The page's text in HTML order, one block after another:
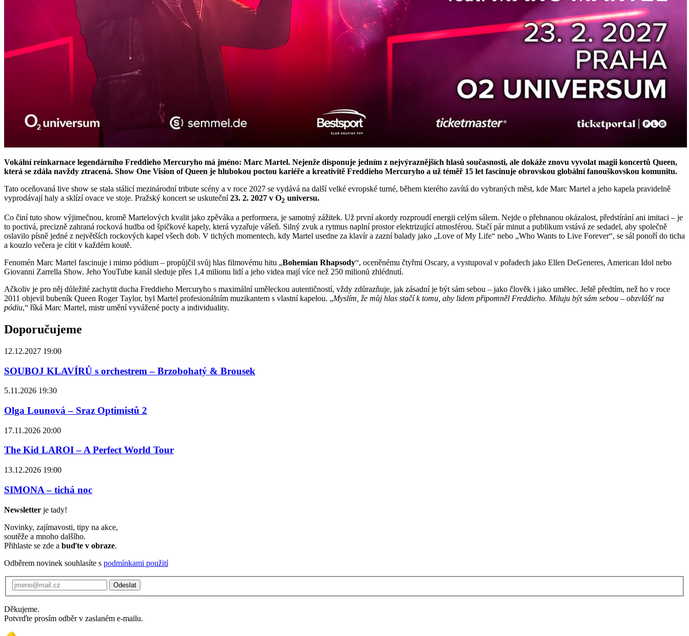
Vokální reinkarnace legendárního Freddieho Mercuryho má jméno: Marc Martel. Nejenže disponuje jedním z nejvýraznějších hlasů současnosti, ale dokáže znovu vyvolat magii koncertů Queen,
která se zdála navždy ztracená. Show One Vision of Queen je hlubokou poctou kariéře a kreativitě Freddieho Mercuryho a už téměř 15 let fascinuje obrovskou globální fanouškovskou komunitu.
Tato oceňovaná live show se stala stálicí mezinárodní tribute scény a v roce 2027 se vydává na další velké evropské turné, během kterého zavítá do vybraných měst, kde Marc Martel a jeho kapela pravidelně
vyprodávají haly a sklízí ovace ve stoje. Pražský koncert se uskuteční23. 2. 2027 v O2 universu.
Co činí tuto show výjimečnou, kromě Martelových kvalit jako zpěváka a performera, je samotný zážitek. Už první akordy rozproudí energii celým sálem. Nejde o přehnanou okázalost, předstírání ani imitaci – je
to poctivá, precizně zahraná rocková hudba od špičkové kapely, která vyzařuje vášeň. Silný zvuk a rytmus naplní prostor elektrizující atmosférou. Stačí pár minut a publikum vstává ze sedadel, aby společně
oslavilo písně jedné z největších rockových kapel všech dob. V tichých momentech, kdy Martel usedne za klavír a zazní balady jako „Love of My Life“ nebo „Who Wants to Live Forever“, se sál ponoří do ticha
a kouzlo večera je cítit v každém koutě.
Fenomén Marc Martel fascinuje i mimo pódium – propůjčil svůj hlas filmovému hitu „Bohemian Rhapsody“, oceněnému čtyřmi Oscary, a vystupoval v pořadech jako Ellen DeGeneres, American Idol nebo
Giovanni Zarrella Show. Jeho YouTube kanál sleduje přes 1,4 milionu lidí a jeho videa mají více než 250 milionů zhlédnutí.
Ačkoliv je pro něj důležité zachytit ducha Freddieho Mercuryho s maximální uměleckou autentičností, vždy zdůrazňuje, jak zásadní je být sám sebou – jako člověk i jako umělec. Ještě předtím, než ho v roce
2011 objevil bubeník Queen Roger Taylor, byl Martel profesionálním muzikantem s vlastní kapelou. „Myslím, že můj hlas stačí k tomu, aby lidem připomněl Freddieho. Miluju být sám sebou – obzvlášť na
pódiu,“ říká Marc Martel, mistr umění vyvážené pocty a individuality.
Doporučujeme
12.12.2027 19:00
SOUBOJ KLAVÍRŮ s orchestrem – Brzobohatý & Brousek
5.11.2026 19:30
Olga Lounová – Sraz Optimistů 2
17.11.2026 20:00
The Kid LAROI – A Perfect World Tour
13.12.2026 19:00
SIMONA – tichá noc
Newsletter je tady!
Novinky, zajímavosti, tipy na akce,
soutěže a mnoho dalšího.
Přihlaste se zde a buďte v obraze.
Odběrem novinek souhlasíte s podmínkami použití
Odeslat
Děkujeme.
Potvrďte prosím odběr v zaslaném e-mailu.